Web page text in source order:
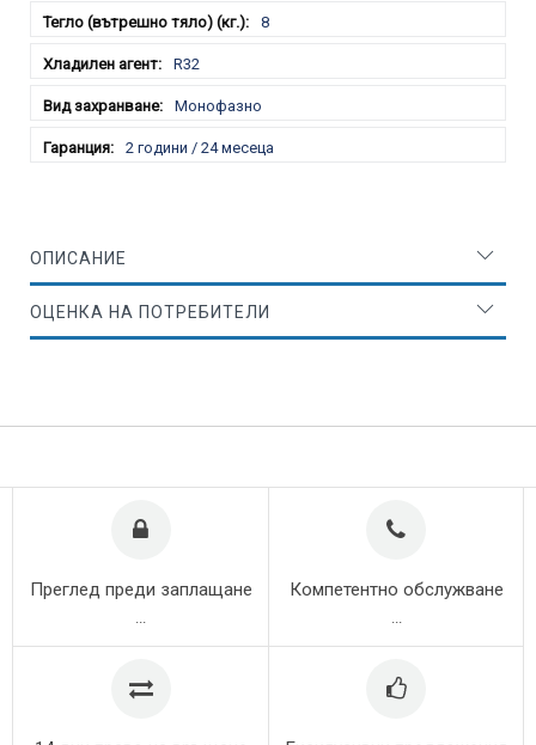
8
R32
Монофазно
2 години / 24 месеца
ОПИСАНИЕ
ОЦЕНКА НА ПОТРЕБИТЕЛИ
Преглед преди заплащане Компетентно обслужване